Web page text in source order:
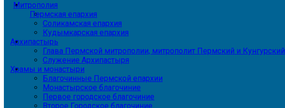
Митрополия
Пермская епархия
Соликамская епархия
Кудымкарская епархия
Архипастырь
Глава Пермской митрополии, митрополит Пермский и Кунгурский
Служение Архипастыря
Храмы и монастыри
Благочинные Пермской епархии
Монастырское благочиние
Первое городское благочиние
Второе Городское благочиние